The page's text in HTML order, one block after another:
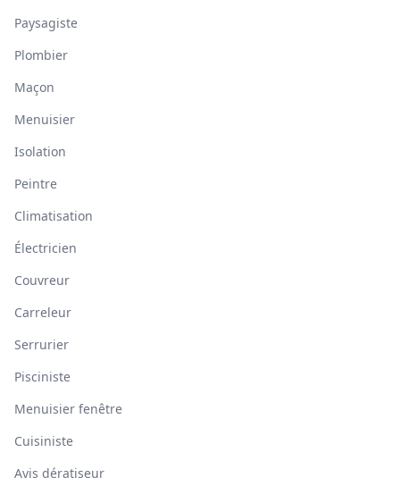
Paysagiste
Plombier
Maçon
Menuisier
Isolation
Peintre
Climatisation
Électricien
Couvreur
Carreleur
Serrurier
Pisciniste
Menuisier fenêtre
Cuisiniste
Avis dératiseur